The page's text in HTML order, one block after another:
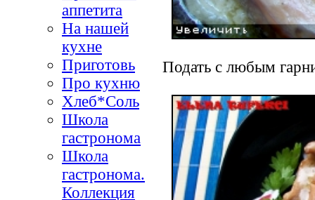
аппетита
На нашей
кухне
Приготовь
Про кухню
Хлеб*Соль
Школа
гастронома
Школа
гастронома.
Коллекция
Подать с любым